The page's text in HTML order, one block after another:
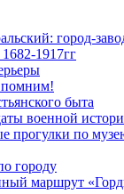
город-
1917гг
помним!
быта
военной
прогулки по
городу
маршрут